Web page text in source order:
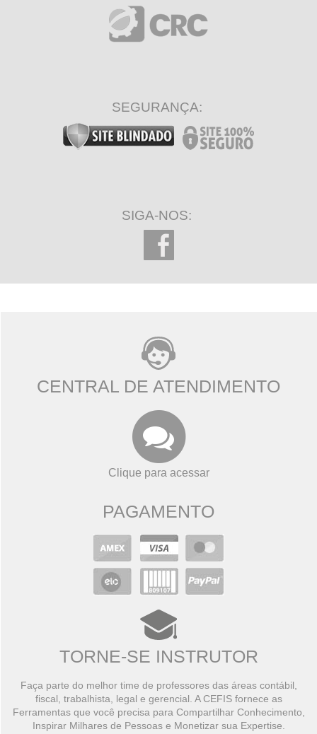
SEGURANÇA:
SIGA-NOS:
CENTRAL DE ATENDIMENTO
Clique para acessar
PAGAMENTO
TORNE-SE INSTRUTOR
Faça parte do melhor time de professores das áreas contábil,
fiscal, trabalhista, legal e gerencial. A CEFIS fornece as
Ferramentas que você precisa para Compartilhar Conhecimento,
Inspirar Milhares de Pessoas e Monetizar sua Expertise.